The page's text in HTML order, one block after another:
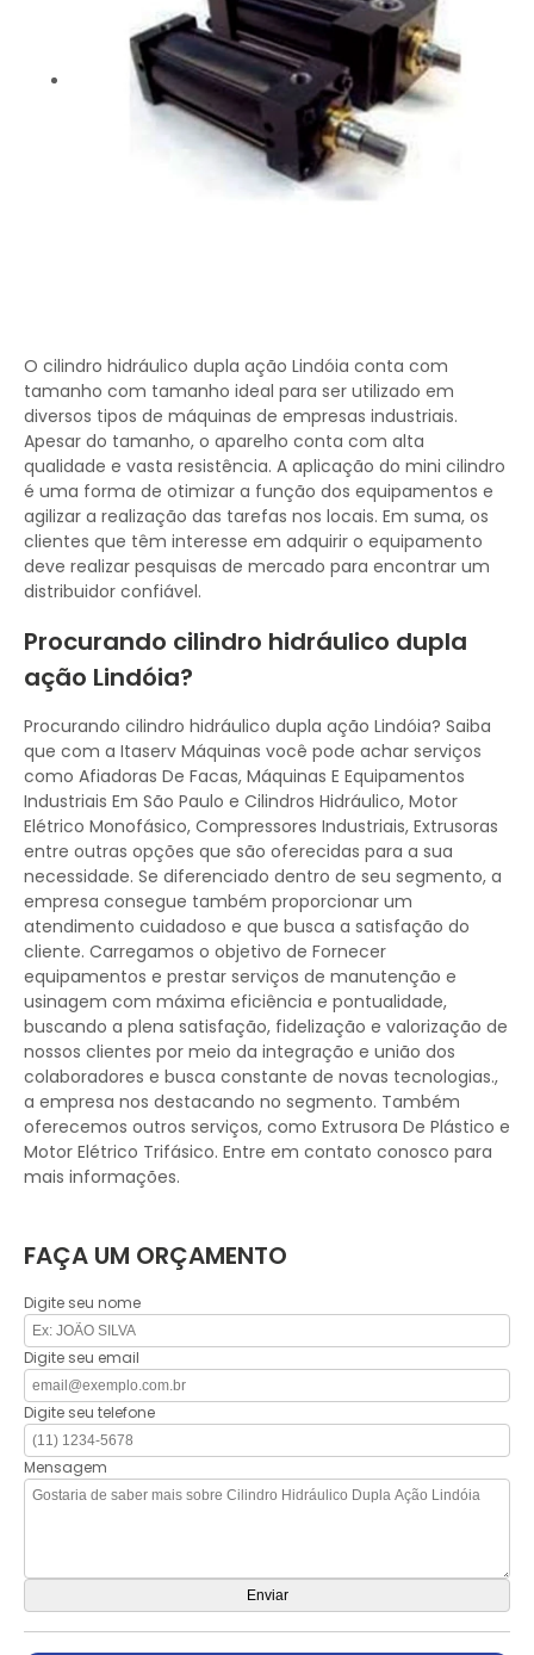
O cilindro hidráulico dupla ação Lindóia conta com
tamanho com tamanho ideal para ser utilizado em
diversos tipos de máquinas de empresas industriais.
Apesar do tamanho, o aparelho conta com alta
qualidade e vasta resistência. A aplicação do mini cilindro
é uma forma de otimizar a função dos equipamentos e
agilizar a realização das tarefas nos locais. Em suma, os
clientes que têm interesse em adquirir o equipamento
deve realizar pesquisas de mercado para encontrar um
distribuidor confiável.
Procurando cilindro hidráulico dupla
ação Lindóia?
Procurando cilindro hidráulico dupla ação Lindóia? Saiba
que com a Itaserv Máquinas você pode achar serviços
como Afiadoras De Facas, Máquinas E Equipamentos
Industriais Em São Paulo e Cilindros Hidráulico, Motor
Elétrico Monofásico, Compressores Industriais, Extrusoras
entre outras opções que são oferecidas para a sua
necessidade. Se diferenciado dentro de seu segmento, a
empresa consegue também proporcionar um
atendimento cuidadoso e que busca a satisfação do
cliente. Carregamos o objetivo de Fornecer
equipamentos e prestar serviços de manutenção e
usinagem com máxima eficiência e pontualidade,
buscando a plena satisfação, fidelização e valorização de
nossos clientes por meio da integração e união dos
colaboradores e busca constante de novas tecnologias.,
a empresa nos destacando no segmento. Também
oferecemos outros serviços, como Extrusora De Plástico e
Motor Elétrico Trifásico. Entre em contato conosco para
mais informações.
FAÇA UM ORÇAMENTO
Digite seu nome
Digite seu email
Digite seu telefone
Mensagem